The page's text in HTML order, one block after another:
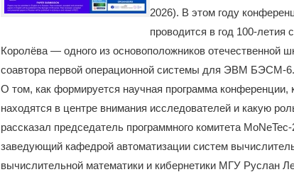
2026). В этом году
проводится в год 100-
Королёва — одного из основоположников отечественной
соавтора первой операционной системы для ЭВМ БЭСМ-6.
О том, как формируется научная программа конференции,
находятся в центре внимания исследователей и какую
рассказал председатель программного комитета
заведующий кафедрой автоматизации систем
вычислительной математики и кибернетики МГУ Руслан